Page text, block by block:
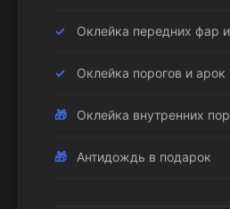
Оклейка передних фар
Оклейка порогов и арок
Оклейка внутренних
Антидождь в подарок